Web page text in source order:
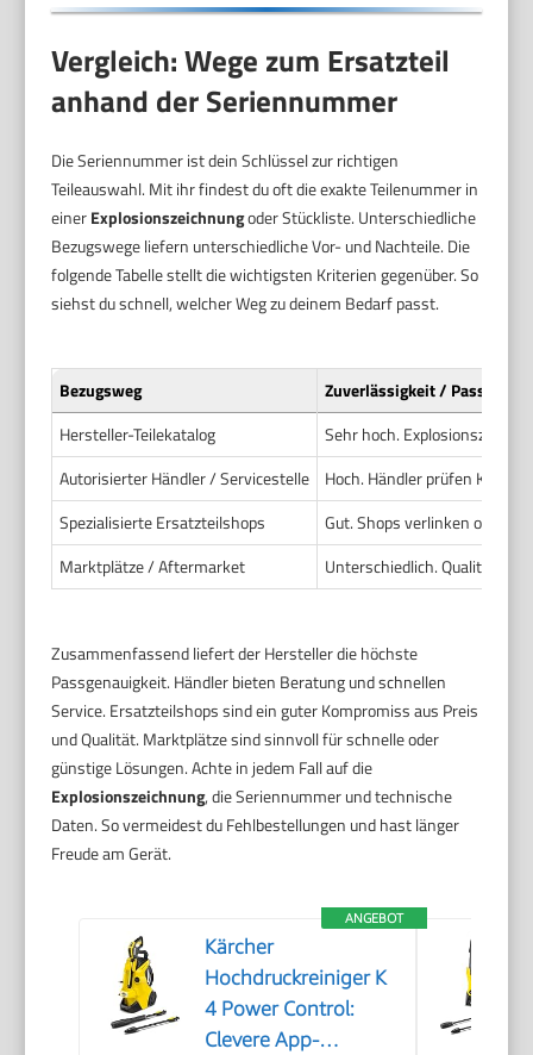
Vergleich: Wege zum Ersatzteil
anhand der Seriennummer
Die Seriennummer ist dein Schlüssel zur richtigen
Teileauswahl. Mit ihr findest du oft die exakte Teilenummer in
einerExplosionszeichnungoder Stückliste. Unterschiedliche
Bezugswege liefern unterschiedliche Vor- und Nachteile. Die
folgende Tabelle stellt die wichtigsten Kriterien gegenüber. So
siehst du schnell, welcher Weg zu deinem Bedarf passt.
Bezugsweg
Zuverlässigkeit /
Hersteller-Teilekatalog
Sehr hoch.
Autorisierter Händler / Servicestelle
Hoch. Händler prüfen
Spezialisierte Ersatzteilshops
Gut. Shops verlinken oft
Marktplätze / Aftermarket
Unterschiedlich. Qualität
Zusammenfassend liefert der Hersteller die höchste
Passgenauigkeit. Händler bieten Beratung und schnellen
Service. Ersatzteilshops sind ein guter Kompromiss aus Preis
und Qualität. Marktplätze sind sinnvoll für schnelle oder
günstige Lösungen. Achte in jedem Fall auf die
Explosionszeichnung, die Seriennummer und technische
Daten. So vermeidest du Fehlbestellungen und hast länger
Freude am Gerät.
ANGEBOT
Kärcher
Hochdruckreiniger K
4 Power Control:
Clevere App-